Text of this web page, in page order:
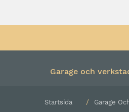
Garage och
Startsida Garage